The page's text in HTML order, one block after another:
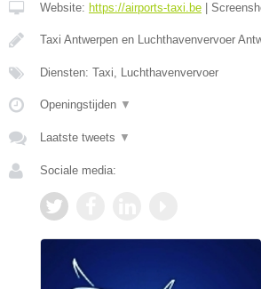
Website: https://airports-taxi.be
Taxi Antwerpen en Luchthavenvervoer
Diensten: Taxi, Luchthavenvervoer
Openingstijden ▼
Laatste tweets ▼
Sociale media: